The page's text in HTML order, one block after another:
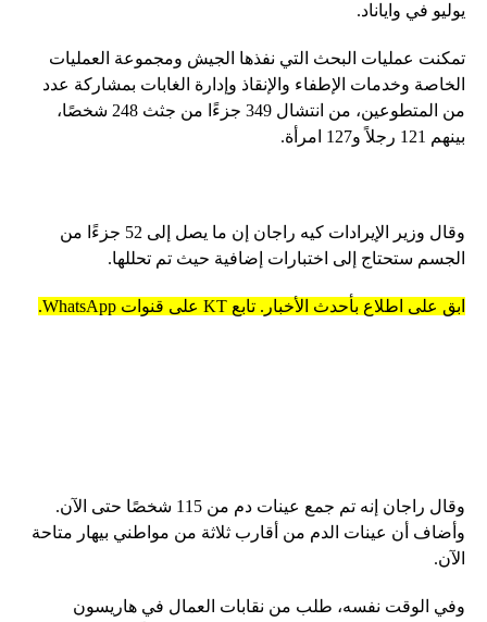
يوليو في واياناد.
تمكنت عمليات البحث التي نفذها الجيش ومجموعة العمليات
الخاصة وخدمات الإطفاء والإنقاذ وإدارة الغابات بمشاركة عدد
من المتطوعين، من انتشال 349 جزءًا من جثث 248 شخصًا،
بينهم 121 رجلاً و127 امرأة.
وقال وزير الإيرادات كيه راجان إن ما يصل إلى 52 جزءًا من
الجسم ستحتاج إلى اختبارات إضافية حيث تم تحللها.
ابق على اطلاع بأحدث الأخبار. تابع KT على قنوات WhatsApp.
وقال راجان إنه تم جمع عينات دم من 115 شخصًا حتى الآن.
وأضاف أن عينات الدم من أقارب ثلاثة من مواطني بيهار متاحة
الآن.
وفي الوقت نفسه، طلب من نقابات العمال في هاريسون